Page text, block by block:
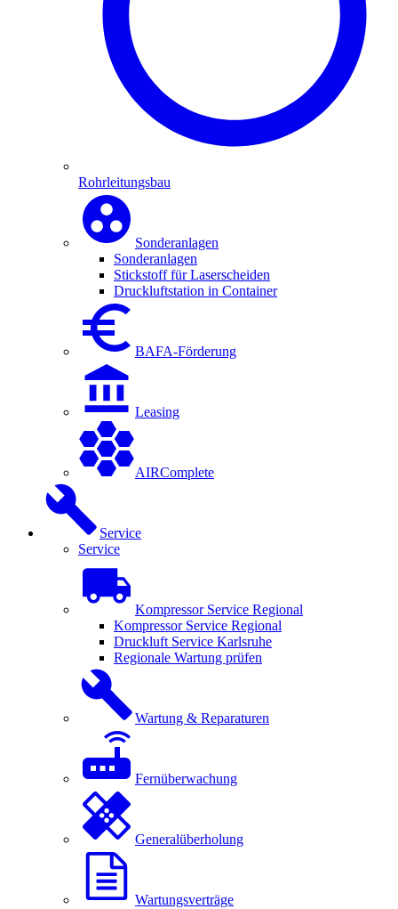
Rohrleitungsbau
Sonderanlagen
Sonderanlagen
Stickstoff für Laserscheiden
Druckluftstation in Container
BAFA-Förderung
Leasing
AIRComplete
Service
Service
Kompressor Service Regional
Kompressor Service Regional
Druckluft Service Karlsruhe
Regionale Wartung prüfen
Wartung & Reparaturen
Fernüberwachung
Generalüberholung
Wartungsverträge